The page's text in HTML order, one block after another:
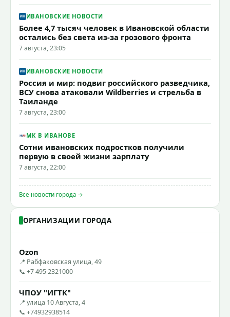
ИВАНОВСКИЕ НОВОСТИ
Более 4,7 тысяч человек в Ивановской области
остались без света из-за грозового фронта
7 августа, 23:05
ИВАНОВСКИЕ НОВОСТИ
Россия и мир: подвиг российского разведчика,
ВСУ снова атаковали Wildberries и стрельба в
Таиланде
7 августа, 23:00
МК В ИВАНОВЕ
Сотни ивановских подростков получили
первую в своей жизни зарплату
7 августа, 22:00
Все новости города →
ОРГАНИЗАЦИИ ГОРОДА
Ozon
📍 Рабфаковская улица, 49
📞 +7 495 2321000
ЧПОУ "ИГТК"
📍 улица 10 Августа, 4
📞 +74932938514